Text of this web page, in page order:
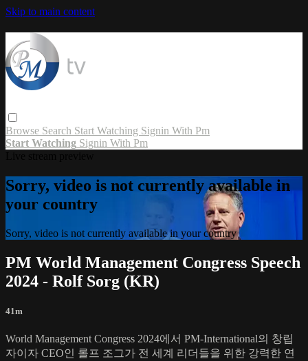
Skip to main content
Browse Search Start Watching Signin With Pm
Start Watching Signin With Pm
Sorry, video is not currently available in
your country
Sorry, video is not currently available in your country
PM World Management Congress Speech
2024 - Rolf Sorg (KR)
41m
World Management Congress 2024에서 PM-International의 창립
자이자 CEO인 롤프 조그가 전 세계 리더들을 위한 강력한 연